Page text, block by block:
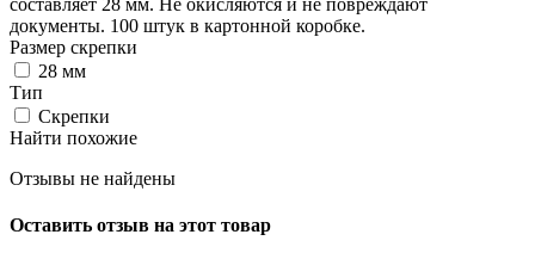
документы. 100 штук в картонной коробке.
Размер скрепки
28 мм
Тип
Скрепки
Найти похожие
Отзывы не найдены
Оставить отзыв на этот товар